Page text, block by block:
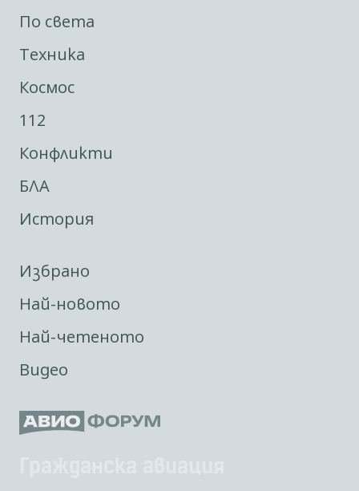
По света
Техника
Космос
112
Конфликти
БЛА
История
Избрано
Най-новото
Най-четеното
Видео